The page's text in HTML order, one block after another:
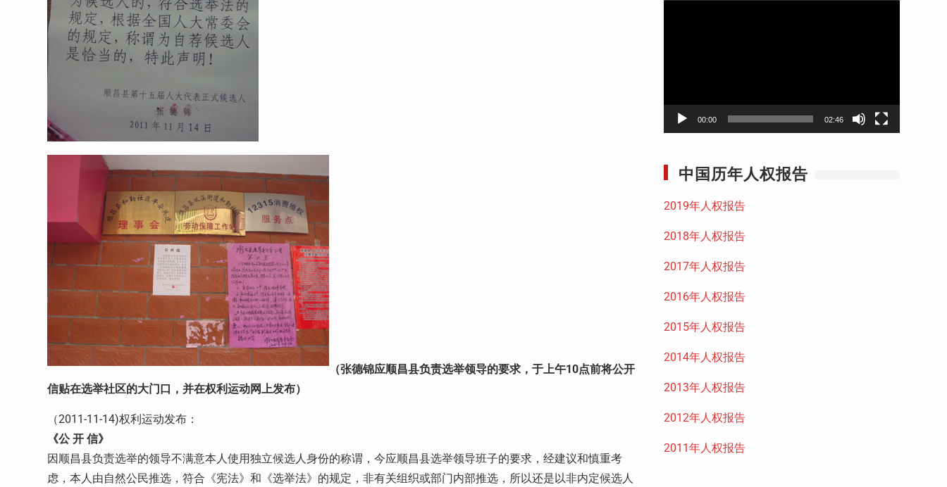
（张德锦应顺昌县负责选举领导的要求，于上午10点前将公开
信贴在选举社区的大门口，并在权利运动网上发布）
（2011-11-14)权利运动发布：
《公 开 信》
因顺昌县负责选举的领导不满意本人使用独立候选人身份的称谓，今应顺昌县选举领导班子的要求，经建议和慎重考
虑，本人由自然公民推选，符合《宪法》和《选举法》的规定，非有关组织或部门内部推选，所以还是以非内定候选人
00:00 02:46
中国历年人权报告
2019年人权报告
2018年人权报告
2017年人权报告
2016年人权报告
2015年人权报告
2014年人权报告
2013年人权报告
2012年人权报告
2011年人权报告